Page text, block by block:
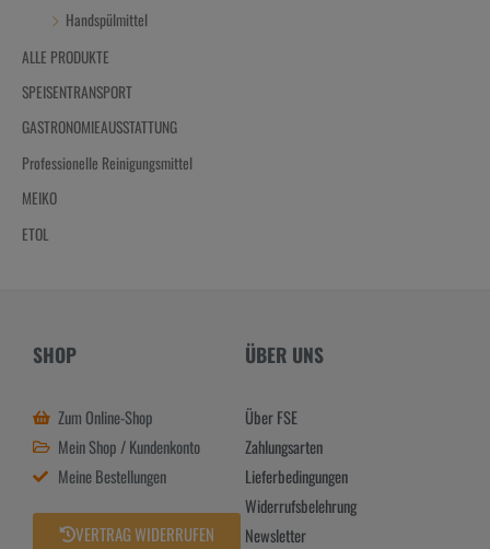
Handspülmittel
ALLE PRODUKTE
SPEISENTRANSPORT
GASTRONOMIEAUSSTATTUNG
Professionelle Reinigungsmittel
MEIKO
ETOL
SHOP
Zum Online-Shop
Mein Shop / Kundenkonto
Meine Bestellungen
VERTRAG WIDERRUFEN
ÜBER UNS
Über FSE
Zahlungsarten
Lieferbedingungen
Widerrufsbelehrung
Newsletter